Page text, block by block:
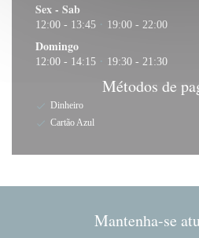
Sex- Sab
12:00 - 13:45 • 19:00 - 22:00
Domingo
12:00 - 14:15 • 19:30 - 21:30
Métodos de
Dinheiro
Cartão Azul
Mantenha-se